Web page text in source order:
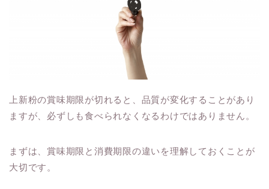
上新粉の賞味期限が切れると、品質が変化することがあり
ますが、必ずしも食べられなくなるわけではありません。
まずは、賞味期限と消費期限の違いを理解しておくことが
大切です。